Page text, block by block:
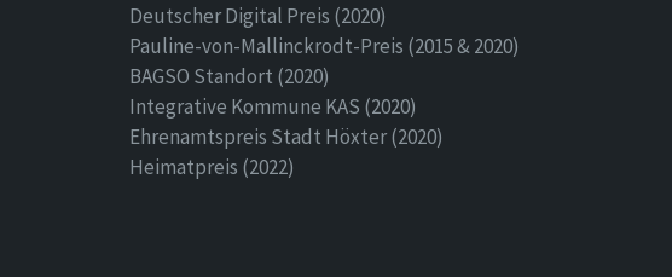
Deutscher Digital Preis (2020)
Pauline-von-Mallinckrodt-Preis (2015 & 2020)
BAGSO Standort (2020)
Integrative Kommune KAS (2020)
Ehrenamtspreis Stadt Höxter (2020)
Heimatpreis (2022)